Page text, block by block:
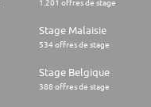
1.201 offres de stage
Stage Malaisie
534 offres de stage
Stage Belgique
388 offres de stage